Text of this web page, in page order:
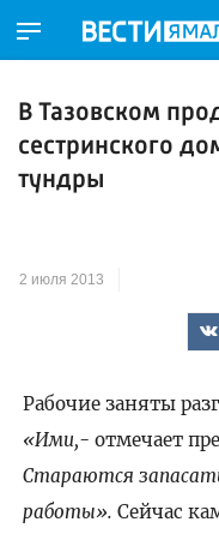
В Тазовском
сестринского
тундры
2 июля 2013
Рабочие заняты
«Ими,- отмечает
Стараются
работы». Сейчас